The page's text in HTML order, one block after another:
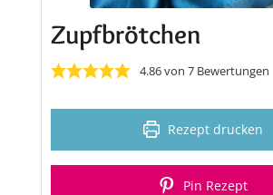
Zupfbrötchen
4.86von 7Bewertungen
Rezept drucken
Pin Rezept